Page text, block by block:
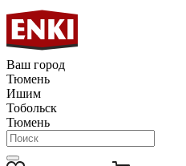
Ваш город
Тюмень
Ишим
Тобольск
Тюмень